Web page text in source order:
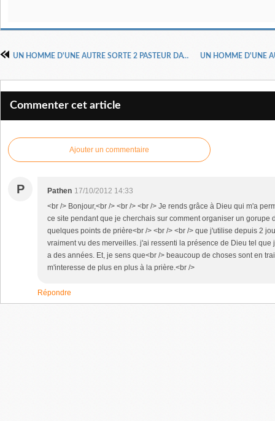
UN HOMME D'UNE AUTRE SORTE 2 PASTEUR DAVID WILKERSON
Commenter cet article
Ajouter un commentaire
P Pathen 17/10/2012 14:33
<br /> Bonjour,<br /> <br /> <br /> Je rends grâce à Dieu qui m'a
ce site pendant que je cherchais sur comment organiser un gorupe
quelques points de prière<br /> <br /> <br /> que j'utilise depuis 2
vraiment vu des merveilles. j'ai ressenti la présence de Dieu tel que
a des années. Et, je sens que<br /> beaucoup de choses sont en
m'interesse de plus en plus à la prière.<br />
Répondre